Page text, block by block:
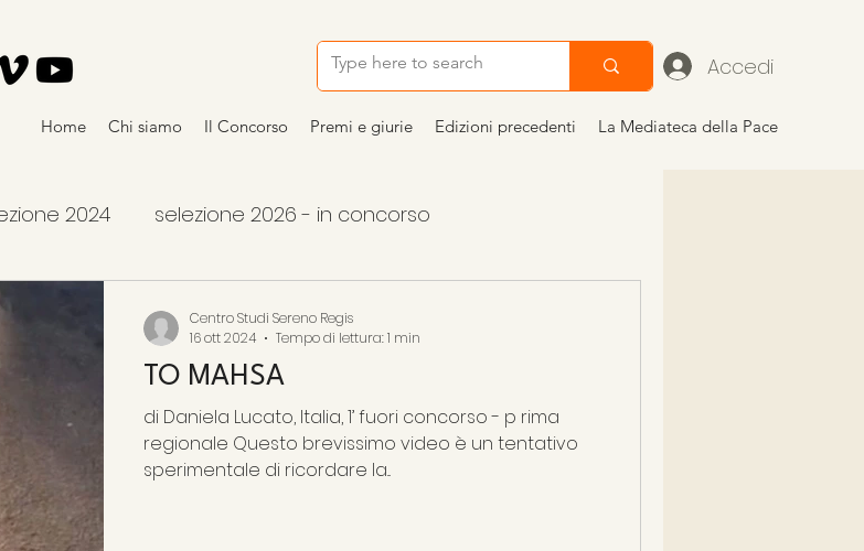
Accedi
Home Chi siamo Il Concorso Premi e giurie Edizioni precedenti La Mediateca della Pace
2024 selezione 2026 - in concorso
2024
TO MAHSA
di Daniela Lucato, Italia, 1’ fuori concorso - p rima
regionale Questo brevissimo video è un tentativo
sperimentale di ricordare la...
Centro Studi Sereno Regis
16 ott 2024
Tempo di lettura: 1 min